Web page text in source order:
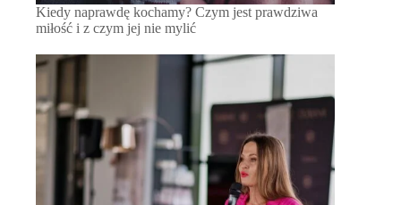
Kiedy naprawdę kochamy? Czym jest prawdziwa
miłość i z czym jej nie mylić